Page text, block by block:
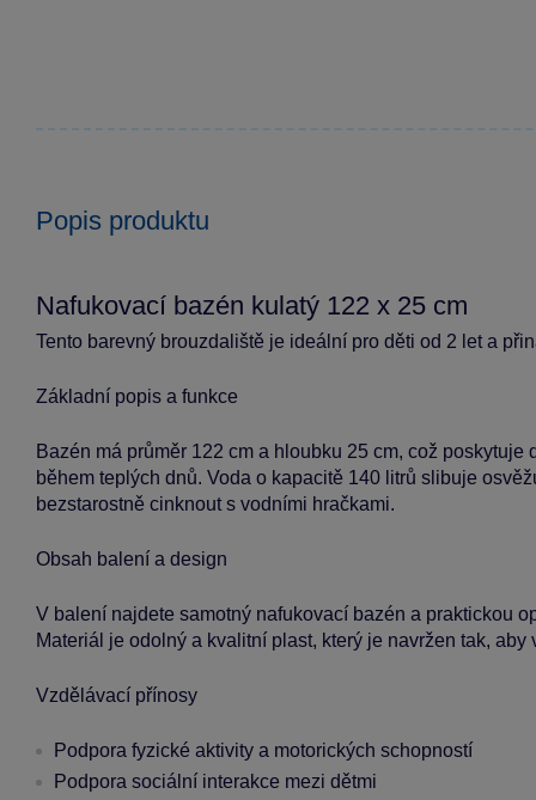
Popis produktu
Nafukovací bazén kulatý 122 x 25 cm
Tento barevný brouzdaliště je ideální pro děti od 2 let a
Základní popis a funkce
Bazén má průměr 122 cm a hloubku 25 cm, což
během teplých dnů. Voda o kapacitě 140 litrů slibuje
bezstarostně cinknout s vodními hračkami.
Obsah balení a design
V balení najdete samotný nafukovací bazén a praktickou
Materiál je odolný a kvalitní plast, který je navržen tak,
Vzdělávací přínosy
Podpora fyzické aktivity a motorických schopností
Podpora sociální interakce mezi dětmi